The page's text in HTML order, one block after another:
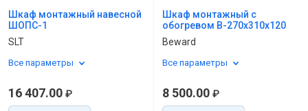
Шкаф монтажный навесной
ШОПС-1
SLT
Все параметры
16 407.00 ₽
Шкаф монтажный с
обогревом B-270x310x120
Beward
Все параметры
8 500.00 ₽